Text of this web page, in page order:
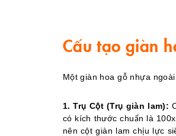
Cấu tạo giàn
Một giàn hoa gỗ nhựa
1. Trụ Cột (Trụ giàn lam):
có kích thước chuẩn là
nên cột giàn lam chịu lực